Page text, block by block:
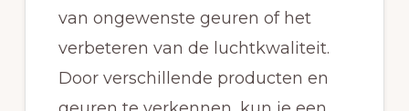
van ongewenste geuren of het
verbeteren van de luchtkwaliteit.
Door verschillende producten en